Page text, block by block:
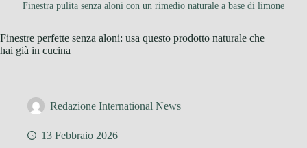
Finestra pulita senza aloni con un rimedio naturale a base di limone
Finestre perfette senza aloni: usa questo prodotto naturale che
hai già in cucina
Redazione International News
13 Febbraio 2026